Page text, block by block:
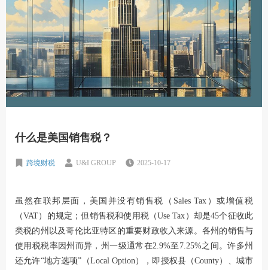
什么是美国销售税？
跨境财税 U&I GROUP 2025-10-17
虽然在联邦层面，美国并没有销售税（Sales Tax）或增值税
（VAT）的规定；但销售税和使用税（Use Tax）却是45个征收此
类税的州以及哥伦比亚特区的重要财政收入来源。各州的销售与
使用税税率因州而异，州一级通常在2.9%至7.25%之间。许多州
还允许“地方选项”（Local Option），即授权县（County）、城市